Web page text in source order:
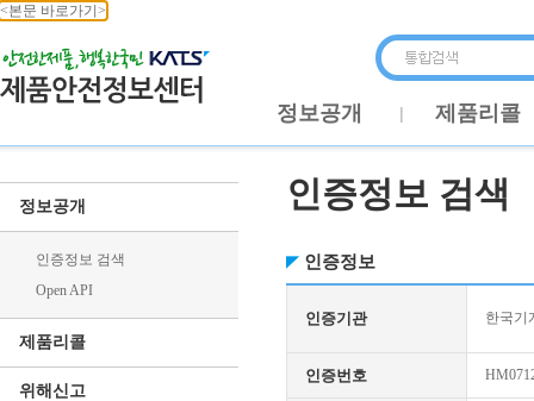
<본문 바로가기>
정보공개 제품리콜
정보공개
인증정보 검색
Open API
제품리콜
위해신고
인증정보 검색
인증정보
인증기관 한국기
인증번호